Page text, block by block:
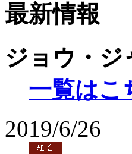
最新情報
ジョウ・
一覧はこ
2019/6/26